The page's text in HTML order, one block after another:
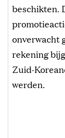
beschikten.
onverwacht
rekening
Zuid-
werden.